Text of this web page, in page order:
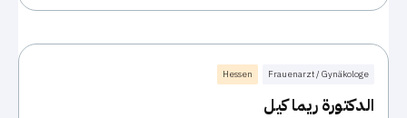
Frauenarzt / Gynäkologe
Hessen
الدكتورة ريما كيل